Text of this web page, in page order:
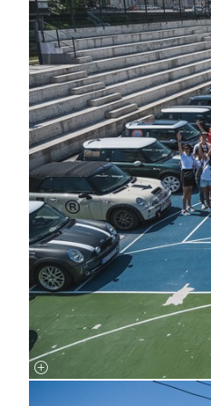
by Milos Nikodijevic